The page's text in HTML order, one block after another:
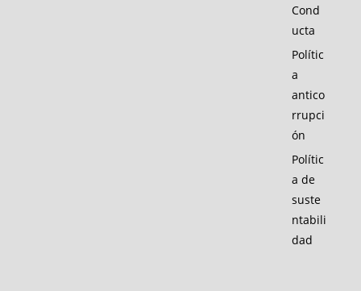
Cond
ucta
Polític
a
antico
rrupci
ón
Polític
a de
suste
ntabili
dad